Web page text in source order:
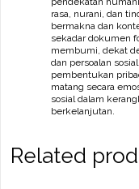
rasa, nurani, dan
bermakna dan
sekadar dokumen
membumi, dekat
dan persoalan
pembentukan
matang secara
sosial dalam
berkelanjutan.
Related